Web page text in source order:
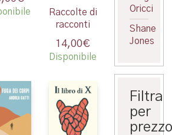
Raccolte di
racconti
14,00€
Disponibile
Oricci
Shane
Jones
Filtra
per
prezzo